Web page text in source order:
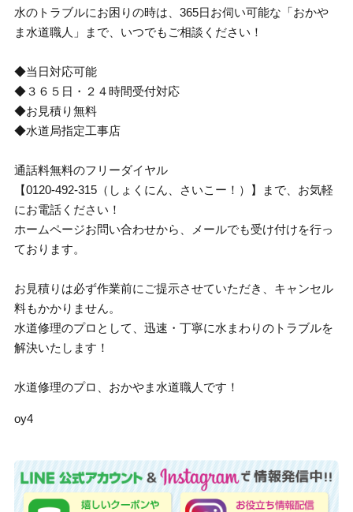
水のトラブルにお困りの時は、365日お伺い可能な「おかや
ま水道職人」まで、いつでもご相談ください！
◆当日対応可能
◆３６５日・２４時間受付対応
◆お見積り無料
◆水道局指定工事店
通話料無料のフリーダイヤル
【0120-492-315（しょくにん、さいこー！）】まで、お気軽
にお電話ください！
ホームページお問い合わせから、メールでも受け付けを行っ
ております。
お見積りは必ず作業前にご提示させていただき、キャンセル
料もかかりません。
水道修理のプロとして、迅速・丁寧に水まわりのトラブルを
解決いたします！
水道修理のプロ、おかやま水道職人です！
oy4